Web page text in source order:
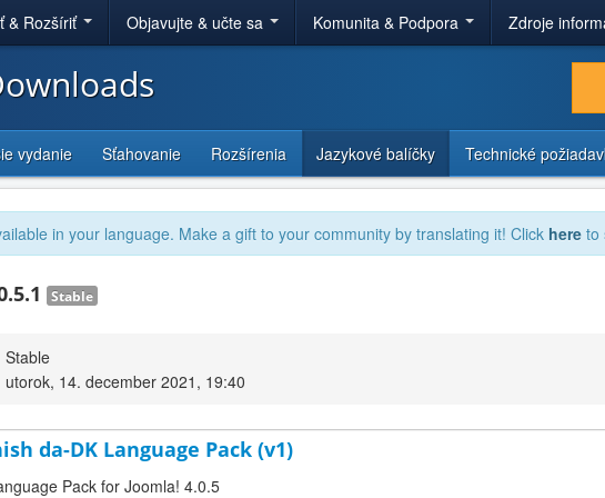
& Rozšíriť Objavujte & učte sa Komunita & Podpora Zdroje
vydanie Sťahovanie Rozšírenia Jazykové balíčky Technické
in your language. Make a gift to your community by translating it! Click here to
Stable
Stable
utorok, 14. december 2021, 19:40
da-DK Language Pack (v1)
Pack for Joomla! 4.0.5